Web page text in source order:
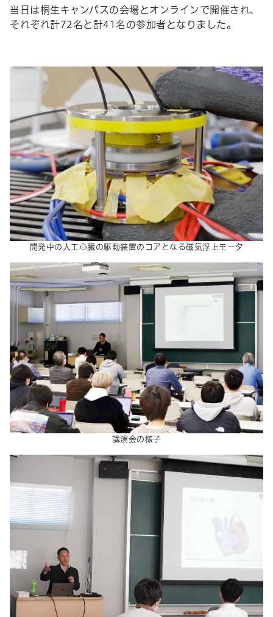
当日は桐生キャンパスの会場とオンラインで開催され、
それぞれ計72 名と計41 名の参加者となりました。
開発中の人工心臓の駆動装置のコアとなる磁気浮上モータ
講演会の様子